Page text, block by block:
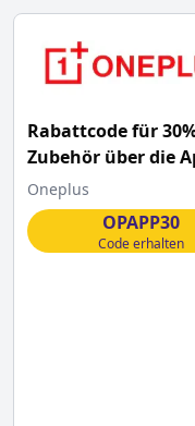
Rabattcode für
Zubehör über die
OnePlus
Oneplus
OPAPP30
Code erhalten